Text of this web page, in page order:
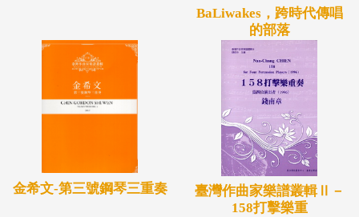
BaLiwakes，跨時代傳唱
的部落
金希文-第三號鋼琴三重奏
臺灣作曲家樂譜叢輯Ⅱ－
158打擊樂重